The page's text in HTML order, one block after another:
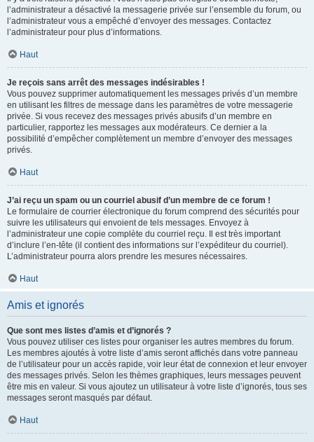
l’administrateur a désactivé la messagerie privée sur l’ensemble du forum, ou
l’administrateur vous a empêché d’envoyer des messages. Contactez
l’administrateur pour plus d’informations.
Haut
Je reçois sans arrêt des messages indésirables !
Vous pouvez supprimer automatiquement les messages privés d’un membre
en utilisant les filtres de message dans les paramètres de votre messagerie
privée. Si vous recevez des messages privés abusifs d’un membre en
particulier, rapportez les messages aux modérateurs. Ce dernier a la
possibilité d’empêcher complètement un membre d’envoyer des messages
privés.
Haut
J’ai reçu un spam ou un courriel abusif d’un membre de ce forum !
Le formulaire de courrier électronique du forum comprend des sécurités pour
suivre les utilisateurs qui envoient de tels messages. Envoyez à
l’administrateur une copie complète du courriel reçu. Il est très important
d’inclure l’en-tête (il contient des informations sur l’expéditeur du courriel).
L’administrateur pourra alors prendre les mesures nécessaires.
Haut
Amis et ignorés
Que sont mes listes d’amis et d’ignorés ?
Vous pouvez utiliser ces listes pour organiser les autres membres du forum.
Les membres ajoutés à votre liste d’amis seront affichés dans votre panneau
de l’utilisateur pour un accès rapide, voir leur état de connexion et leur envoyer
des messages privés. Selon les thèmes graphiques, leurs messages peuvent
être mis en valeur. Si vous ajoutez un utilisateur à votre liste d’ignorés, tous ses
messages seront masqués par défaut.
Haut